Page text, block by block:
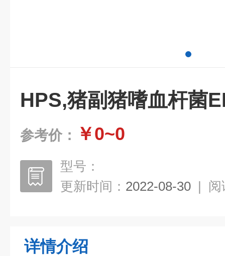
HPS,猪副猪嗜血杆菌
参考价： ￥0~0
型号：
更新时间： 2022-08-30 | 阅
详情介绍